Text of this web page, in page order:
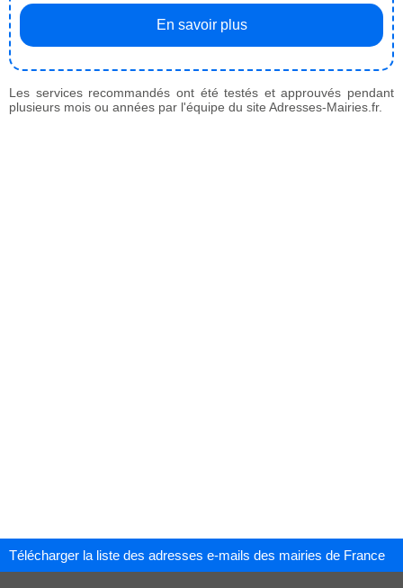
En savoir plus
Les services recommandés ont été testés et approuvés pendant
plusieurs mois ou années par l'équipe du site Adresses-Mairies.fr.
Télécharger la liste des adresses e-mails des mairies de France